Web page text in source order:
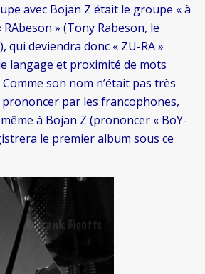
avec Bojan Z était le groupe « à
» (Tony Rabeson, le
deviendra donc « ZU-RA »
langage et proximité de mots
son nom n’était pas très
par les francophones,
à Bojan Z (prononcer « BoY-
le premier album sous ce